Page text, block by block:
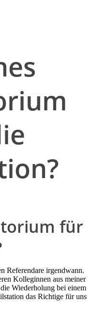
für
Referendare irgendwann.
Kolleginnen aus meiner
Wiederholung bei einem
das Richtige für uns